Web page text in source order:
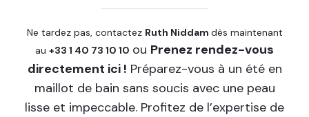
Ne tardez pas, contactez Ruth Niddam dès maintenant
au +33 1 40 73 10 10 ou Prenez rendez-vous
directement ici ! Préparez-vous à un été en
maillot de bain sans soucis avec une peau
lisse et impeccable. Profitez de l’expertise de